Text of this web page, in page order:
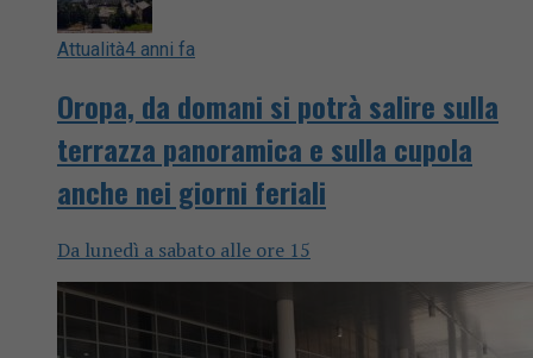
Attualità4 anni fa
Oropa, da domani si potrà salire sulla
terrazza panoramica e sulla cupola
anche nei giorni feriali
Da lunedì a sabato alle ore 15